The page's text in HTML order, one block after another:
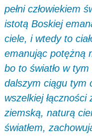
pełni człowiekiem
istotą Boskiej
ciele, i wtedy to
emanując potężną
bo to światło w
dalszym ciągu tym
wszelkiej
ziemską, naturą
światłem,